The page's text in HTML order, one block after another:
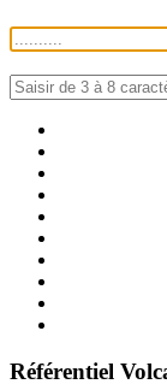
Référentiel